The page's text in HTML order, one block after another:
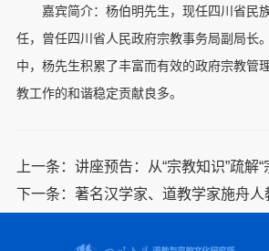
嘉宾简介：杨伯明先生，现任四川省民
任，曾任四川省人民政府宗教事务局副局长
中，杨先生积累了丰富而有效的政府宗教管
教工作的和谐稳定贡献良多。
上一条： 讲座预告：从“宗教知识”疏解“
下一条： 著名汉学家、道教学家施舟